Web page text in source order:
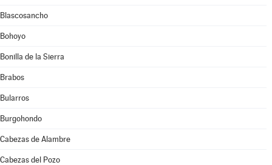
Blascosancho
Bohoyo
Bonilla de la Sierra
Brabos
Bularros
Burgohondo
Cabezas de Alambre
Cabezas del Pozo